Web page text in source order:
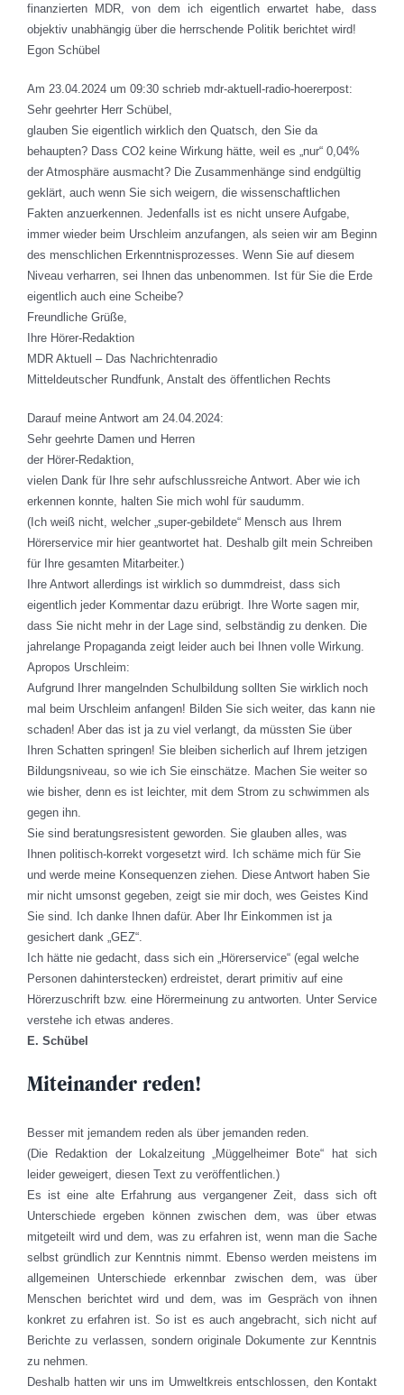
finanzierten MDR, von dem ich eigentlich erwartet habe, dass
objektiv unabhängig über die herrschende Politik berichtet wird!
Egon Schübel
Am 23.04.2024 um 09:30 schrieb mdr-aktuell-radio-hoererpost:
Sehr geehrter Herr Schübel,
glauben Sie eigentlich wirklich den Quatsch, den Sie da
behaupten? Dass CO2 keine Wirkung hätte, weil es „nur“ 0,04%
der Atmosphäre ausmacht? Die Zusammenhänge sind endgültig
geklärt, auch wenn Sie sich weigern, die wissenschaftlichen
Fakten anzuerkennen. Jedenfalls ist es nicht unsere Aufgabe,
immer wieder beim Urschleim anzufangen, als seien wir am Beginn
des menschlichen Erkenntnisprozesses. Wenn Sie auf diesem
Niveau verharren, sei Ihnen das unbenommen. Ist für Sie die Erde
eigentlich auch eine Scheibe?
Freundliche Grüße,
Ihre Hörer-Redaktion
MDR Aktuell – Das Nachrichtenradio
Mitteldeutscher Rundfunk, Anstalt des öffentlichen Rechts
Darauf meine Antwort am 24.04.2024:
Sehr geehrte Damen und Herren
der Hörer-Redaktion,
vielen Dank für Ihre sehr aufschlussreiche Antwort. Aber wie ich
erkennen konnte, halten Sie mich wohl für saudumm.
(Ich weiß nicht, welcher „super-gebildete“ Mensch aus Ihrem
Hörerservice mir hier geantwortet hat. Deshalb gilt mein Schreiben
für Ihre gesamten Mitarbeiter.)
Ihre Antwort allerdings ist wirklich so dummdreist, dass sich
eigentlich jeder Kommentar dazu erübrigt. Ihre Worte sagen mir,
dass Sie nicht mehr in der Lage sind, selbständig zu denken. Die
jahrelange Propaganda zeigt leider auch bei Ihnen volle Wirkung.
Apropos Urschleim:
Aufgrund Ihrer mangelnden Schulbildung sollten Sie wirklich noch
mal beim Urschleim anfangen! Bilden Sie sich weiter, das kann nie
schaden! Aber das ist ja zu viel verlangt, da müssten Sie über
Ihren Schatten springen! Sie bleiben sicherlich auf Ihrem jetzigen
Bildungsniveau, so wie ich Sie einschätze. Machen Sie weiter so
wie bisher, denn es ist leichter, mit dem Strom zu schwimmen als
gegen ihn.
Sie sind beratungsresistent geworden. Sie glauben alles, was
Ihnen politisch-korrekt vorgesetzt wird. Ich schäme mich für Sie
und werde meine Konsequenzen ziehen. Diese Antwort haben Sie
mir nicht umsonst gegeben, zeigt sie mir doch, wes Geistes Kind
Sie sind. Ich danke Ihnen dafür. Aber Ihr Einkommen ist ja
gesichert dank „GEZ“.
Ich hätte nie gedacht, dass sich ein „Hörerservice“ (egal welche
Personen dahinterstecken) erdreistet, derart primitiv auf eine
Hörerzuschrift bzw. eine Hörermeinung zu antworten. Unter Service
verstehe ich etwas anderes.
E. Schübel
Miteinander reden!
Besser mit jemandem reden als über jemanden reden.
(Die Redaktion der Lokalzeitung „Müggelheimer Bote“ hat sich
leider geweigert, diesen Text zu veröffentlichen.)
Es ist eine alte Erfahrung aus vergangener Zeit, dass sich oft
Unterschiede ergeben können zwischen dem, was über etwas
mitgeteilt wird und dem, was zu erfahren ist, wenn man die Sache
selbst gründlich zur Kenntnis nimmt. Ebenso werden meistens im
allgemeinen Unterschiede erkennbar zwischen dem, was über
Menschen berichtet wird und dem, was im Gespräch von ihnen
konkret zu erfahren ist. So ist es auch angebracht, sich nicht auf
Berichte zu verlassen, sondern originale Dokumente zur Kenntnis
zu nehmen.
Deshalb hatten wir uns im Umweltkreis entschlossen, den Kontakt